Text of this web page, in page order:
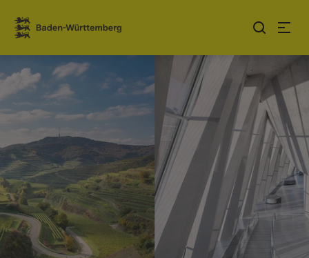
Sauter au contenu
Link zur Startseite